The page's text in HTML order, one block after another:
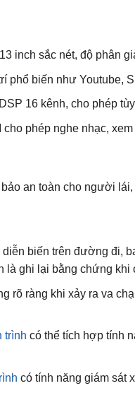
inch sắc nét, độ phân
phổ biến như Youtube,
16 kênh, cho phép
phép nghe nhạc,
an toàn cho người
biến trên đường đi,
là ghi lại bằng chứng khi
rõ ràng khi xảy ra va
trình có thể tích hợp tính
có tính năng giám sát